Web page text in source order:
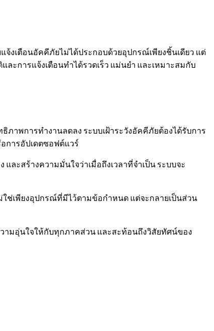
จ้งเตือนอัคคีภัยไม่ได้ประกอบด้วยอุปกรณ์เพียงชิ้นเดียว แต่
การแจ้งเตือนทำได้รวดเร็ว แม่นยำ และเหมาะสมกับ
าพการทำงานลดลง ระบบเฝ้าระวังอัคคีภัยต้องได้รับการ
การอัปเดตซอฟต์แวร์
ละสร้างความมั่นใจว่าเมื่อถึงเวลาที่จำเป็น ระบบจะ
ช่เพียงอุปกรณ์ที่มีไว้ตามข้อกำหนด แต่จะกลายเป็นส่วน
ามอุ่นใจให้กับทุกภาคส่วน และสะท้อนถึงวิสัยทัศน์ของ